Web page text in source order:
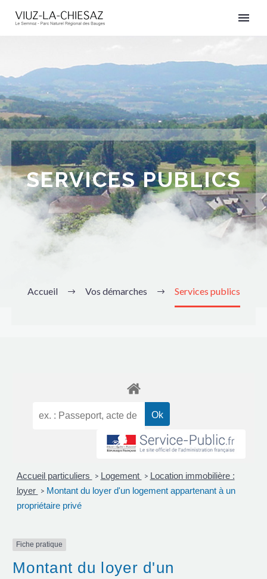
SERVICES PUBLICS
Accueil Vos démarches Services publics
Accueil particuliers > Logement > Location immobilière :
loyer > Montant du loyer d'un logement appartenant à un
propriétaire privé
Fiche pratique
Montant du loyer d'un